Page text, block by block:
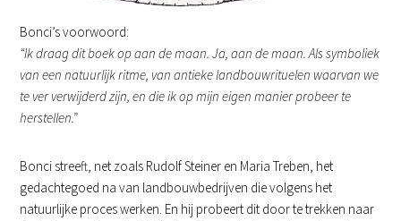
Bonci’s voorwoord:
“Ik draag dit boek op aan de maan. Ja, aan de maan. Als symboliek
van een natuurlijk ritme, van antieke landbouwrituelen waarvan we
te ver verwijderd zijn, en die ik op mijn eigen manier probeer te
herstellen.”
Bonci streeft, net zoals Rudolf Steiner en Maria Treben, het
gedachtegoed na van landbouwbedrijven die volgens het
natuurlijke proces werken. En hij probeert dit door te trekken naar